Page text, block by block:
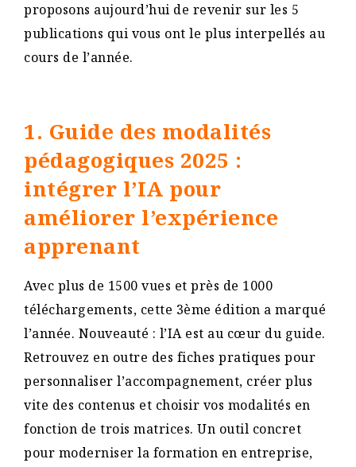
proposons aujourd’hui de revenir sur les 5
publications qui vous ont le plus interpellés au
cours de l’année.
1. Guide des modalités
pédagogiques 2025 :
intégrer l’IA pour
améliorer l’expérience
apprenant
Avec plus de 1500 vues et près de 1000
téléchargements, cette 3ème édition a marqué
l’année. Nouveauté : l’IA est au cœur du guide.
Retrouvez en outre des fiches pratiques pour
personnaliser l’accompagnement, créer plus
vite des contenus et choisir vos modalités en
fonction de trois matrices. Un outil concret
pour moderniser la formation en entreprise,